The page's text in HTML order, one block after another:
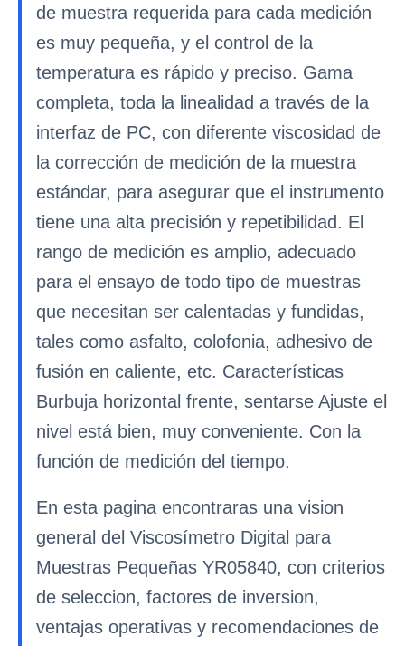
de muestra requerida para cada medición
es muy pequeña, y el control de la
temperatura es rápido y preciso. Gama
completa, toda la linealidad a través de la
interfaz de PC, con diferente viscosidad de
la corrección de medición de la muestra
estándar, para asegurar que el instrumento
tiene una alta precisión y repetibilidad. El
rango de medición es amplio, adecuado
para el ensayo de todo tipo de muestras
que necesitan ser calentadas y fundidas,
tales como asfalto, colofonia, adhesivo de
fusión en caliente, etc. Características
Burbuja horizontal frente, sentarse Ajuste el
nivel está bien, muy conveniente. Con la
función de medición del tiempo.
En esta pagina encontraras una vision
general del Viscosímetro Digital para
Muestras Pequeñas YR05840, con criterios
de seleccion, factores de inversion,
ventajas operativas y recomendaciones de